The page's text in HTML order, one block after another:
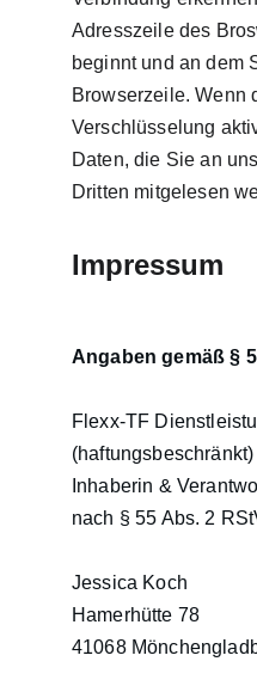
Adresszeile des
beginnt und an dem
Browserzeile. Wenn
Verschlüsselung
Daten, die Sie an
Dritten mitgelesen
Impressum
Angaben gemäß § 5
Flexx-TF
(haftungsbeschränkt)
Inhaberin &
nach § 55 Abs. 2
Jessica Koch
Hamerhütte 78
41068